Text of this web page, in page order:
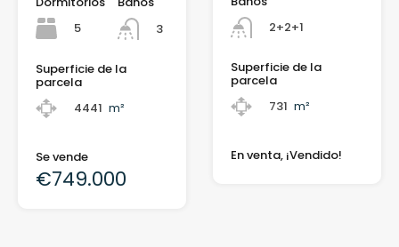
5
3
Superficie de la
parcela
4441 m²
Se vende
€749.000
2+2+1
Superficie de la
parcela
731 m²
En venta, ¡Vendido!